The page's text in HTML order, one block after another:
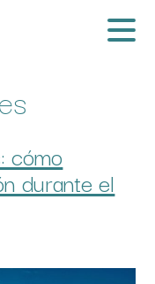
cómo
durante el